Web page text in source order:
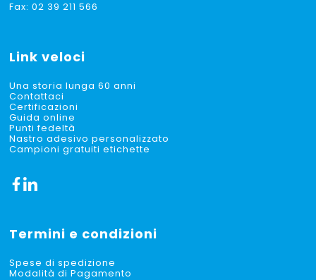
Fax: 02 39 211 566
Link veloci
Una storia lunga 60 anni
Contattaci
Certificazioni
Guida online
Punti fedeltà
Nastro adesivo personalizzato
Campioni gratuiti etichette
Termini e condizioni
Spese di spedizione
Modalità di Pagamento